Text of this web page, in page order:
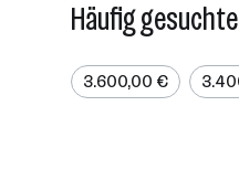
Häufig
3.600,00 €